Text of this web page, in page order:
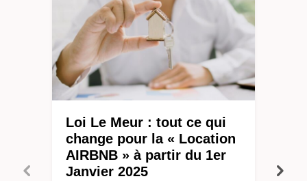
Loi Le Meur : tout ce qui
change pour la « Location
AIRBNB » à partir du 1er
Janvier 2025